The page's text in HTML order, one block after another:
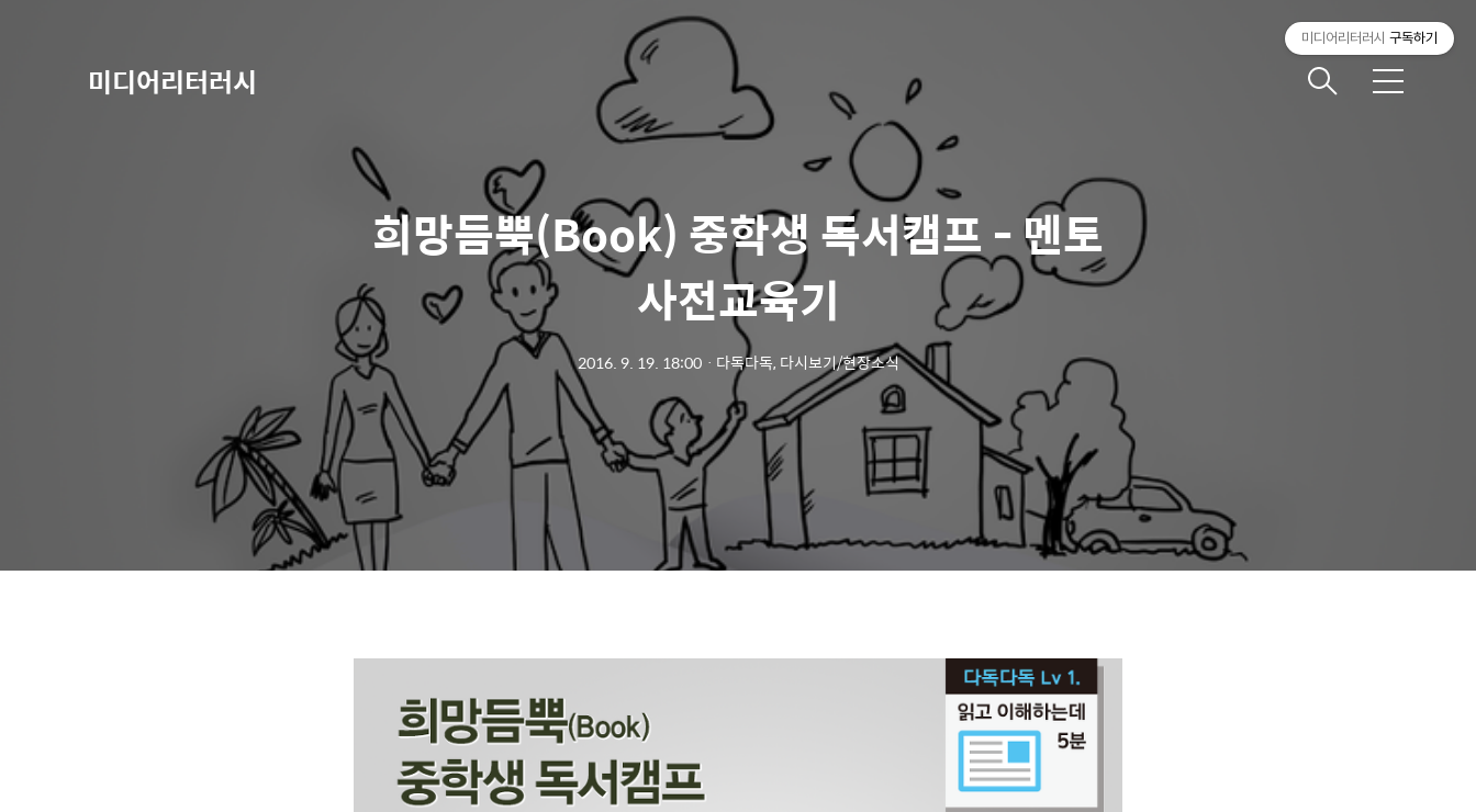
미디어리터러시 메
희망듬뿍(Book) 중학생 독서캠프 - 멘토
사전교육기
2016. 9. 19. 18:00ㆍ 다독다독, 다시보기/현장소식
미디어리터러시 구독하기